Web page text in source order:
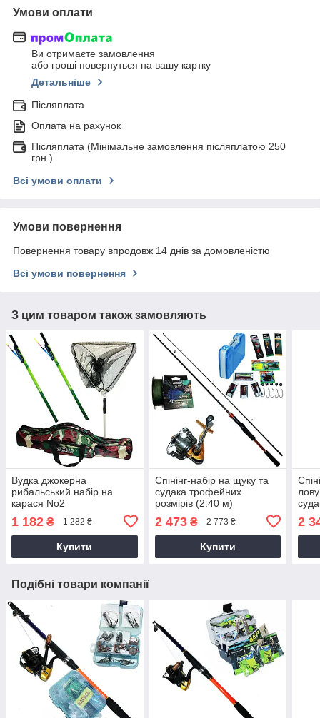
Умови оплати
Ви отримаєте замовлення
або гроші повернуться на вашу картку
Детальніше
Післяплата
Оплата на рахунок
Післяплата (Мінімальне замовлення післяплатою 250
грн.)
Всі умови оплати
Умови повернення
Повернення товару впродовж 14 днів за домовленістю
Всі умови повернення
З цим товаром також замовляють
Вудка джокерна
рибальський набір на
карася No2
1 182 ₴ 1 282 ₴
Купити
Спінінг-набір на щуку та
судака трофейних
розмірів (2.40 м)
2 473₴ 2 773 ₴
Купити
2
Подібні товари компанії